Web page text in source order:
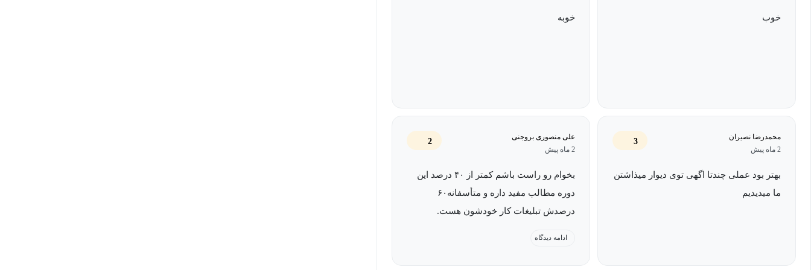
چه تصاویری در دیوار میفروشند؟
چرا آگهی من زنگ خور ندارد؟
کدام شهرها آگهی بزنیم تا سریعتر نتیجه بگیریم؟
3 راز تبدیل چت دیوار به پول نقد
خوب خوبه
محمدرضا نصیران
2 ماه پیش
3
بهتر بود عملی چندتا اگهی توی دیوار میذاشتن
ما میدیدیم
علی منصوری بروجنی
2 ماه پیش
2
بخوام رو راست باشم کمتر از ۴۰ درصد این
دوره مطالب مفید داره و متأسفانه۶۰
درصدش تبلیغات کار خودشون هست‌.
ادامه دیدگاه